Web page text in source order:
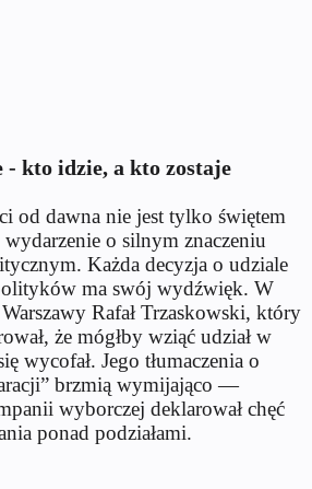
kto idzie, a kto zostaje
od dawna nie jest tylko świętem
o silnym znaczeniu
Każda decyzja o udziale
ma swój wydźwięk. W
Rafał Trzaskowski, który
że mógłby wziąć udział w
wycofał. Jego tłumaczenia o
brzmią wymijająco —
wyborczej deklarował chęć
ponad podziałami.